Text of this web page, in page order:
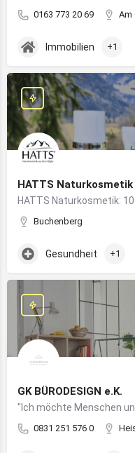
0163 773 20 69 Am
Immobilien +1
HATTS
Buchenberg
Gesundheit +1
GK BÜRODESIGN e.K.
0831 251 576 0